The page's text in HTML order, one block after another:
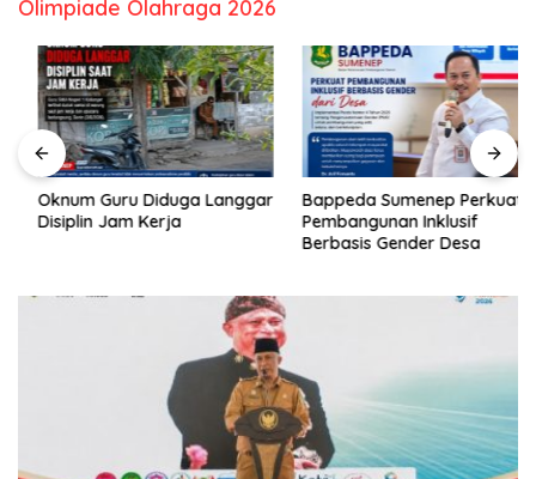
Olimpiade Olahraga 2026
Oknum Guru Diduga Langgar
Disiplin Jam Kerja
Bappeda Sumenep Perkuat
Pembangunan Inklusif
Berbasis Gender Desa